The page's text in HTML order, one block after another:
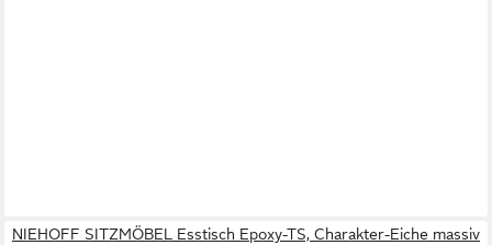
NIEHOFF SITZMÖBEL Esstisch Epoxy-TS, Charakter-Eiche massiv